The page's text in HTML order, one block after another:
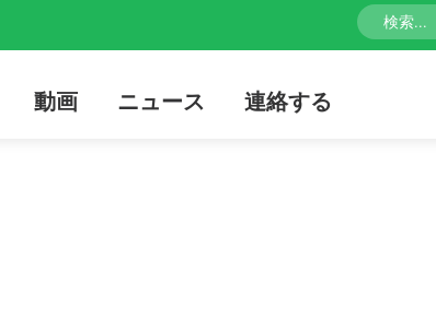
動画 ニュース 連絡する